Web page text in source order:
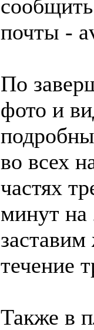
почты -
По
фото и
во всех
частях
минут на
течение
Также в